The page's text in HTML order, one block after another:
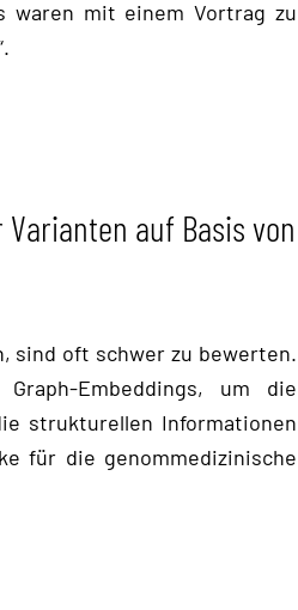
waren mit einem Vortrag zu
auf Basis von
sind oft schwer zu bewerten.
Embeddings, um die
strukturellen Informationen
für die genommedizinische